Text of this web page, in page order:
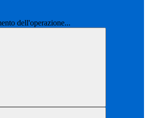
dell'operazione...